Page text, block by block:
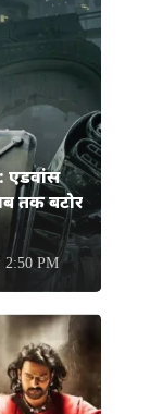
एडवांस
तक बटोर
2:50 PM